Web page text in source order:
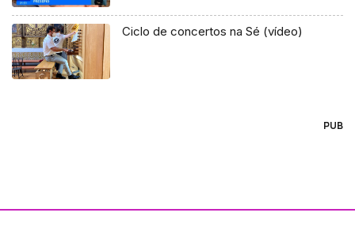
Ciclo de concertos na Sé (vídeo)
PUB